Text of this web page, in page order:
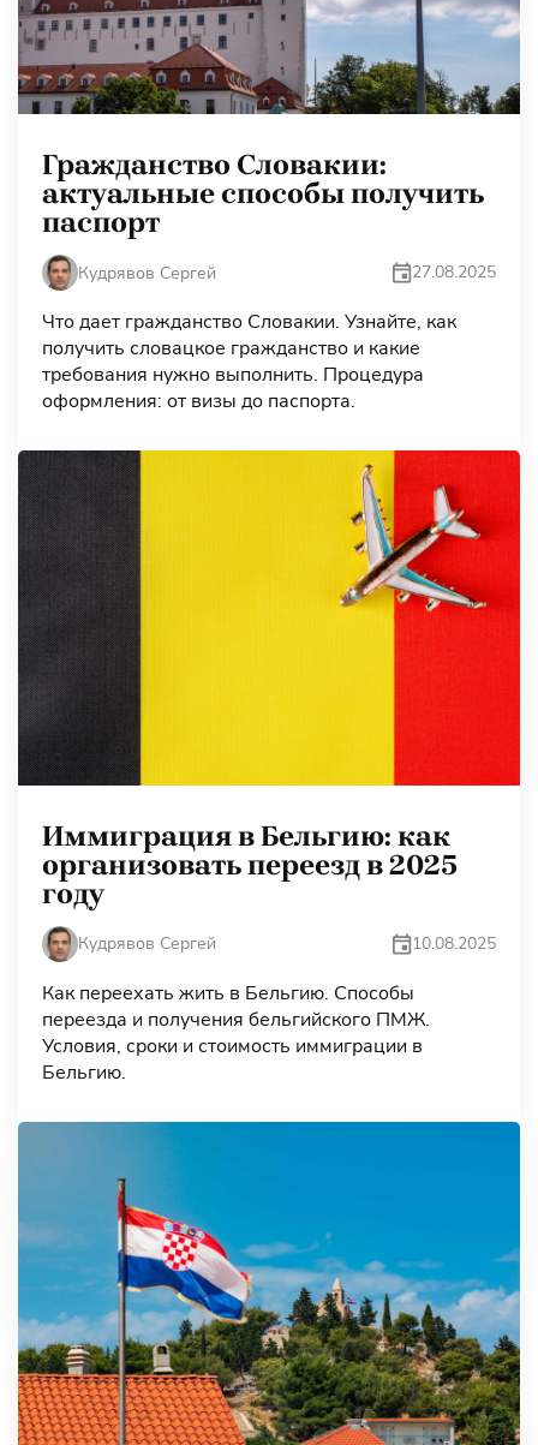
Гражданство Словакии:
актуальные способы получить
паспорт
Кудрявов Сергей 27.08.2025
Что дает гражданство Словакии. Узнайте, как
получить словацкое гражданство и какие
требования нужно выполнить. Процедура
оформления: от визы до паспорта.
Иммиграция в Бельгию: как
организовать переезд в 2025
году
Кудрявов Сергей 10.08.2025
Как переехать жить в Бельгию. Способы
переезда и получения бельгийского ПМЖ.
Условия, сроки и стоимость иммиграции в
Бельгию.